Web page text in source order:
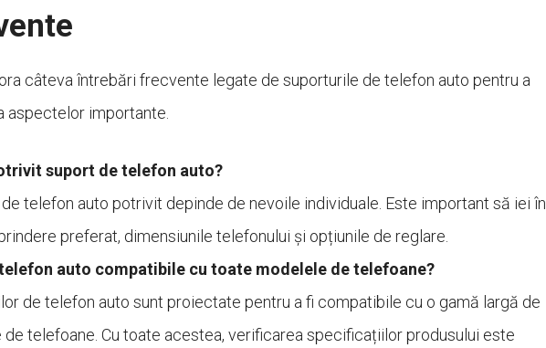
câteva întrebări frecvente legate de suporturile de telefon auto pentru a
aspectelor importante.
suport de telefon auto?
telefon auto potrivit depinde de nevoile individuale. Este important să iei în
preferat, dimensiunile telefonului și opțiunile de reglare.
auto compatibile cu toate modelele de telefoane?
de telefon auto sunt proiectate pentru a fi compatibile cu o gamă largă de
de telefoane. Cu toate acestea, verificarea specificațiilor produsului este